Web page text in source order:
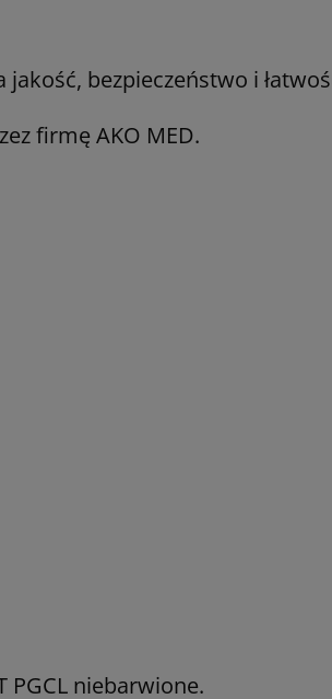
bezpieczeństwo i
firmę AKO MED.
PGCL niebarwione.